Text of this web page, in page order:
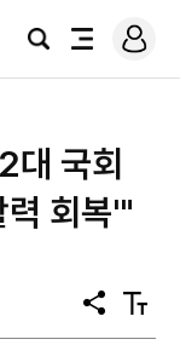
검
전
로
그
국회
력 회복'"
공
유
텍
스